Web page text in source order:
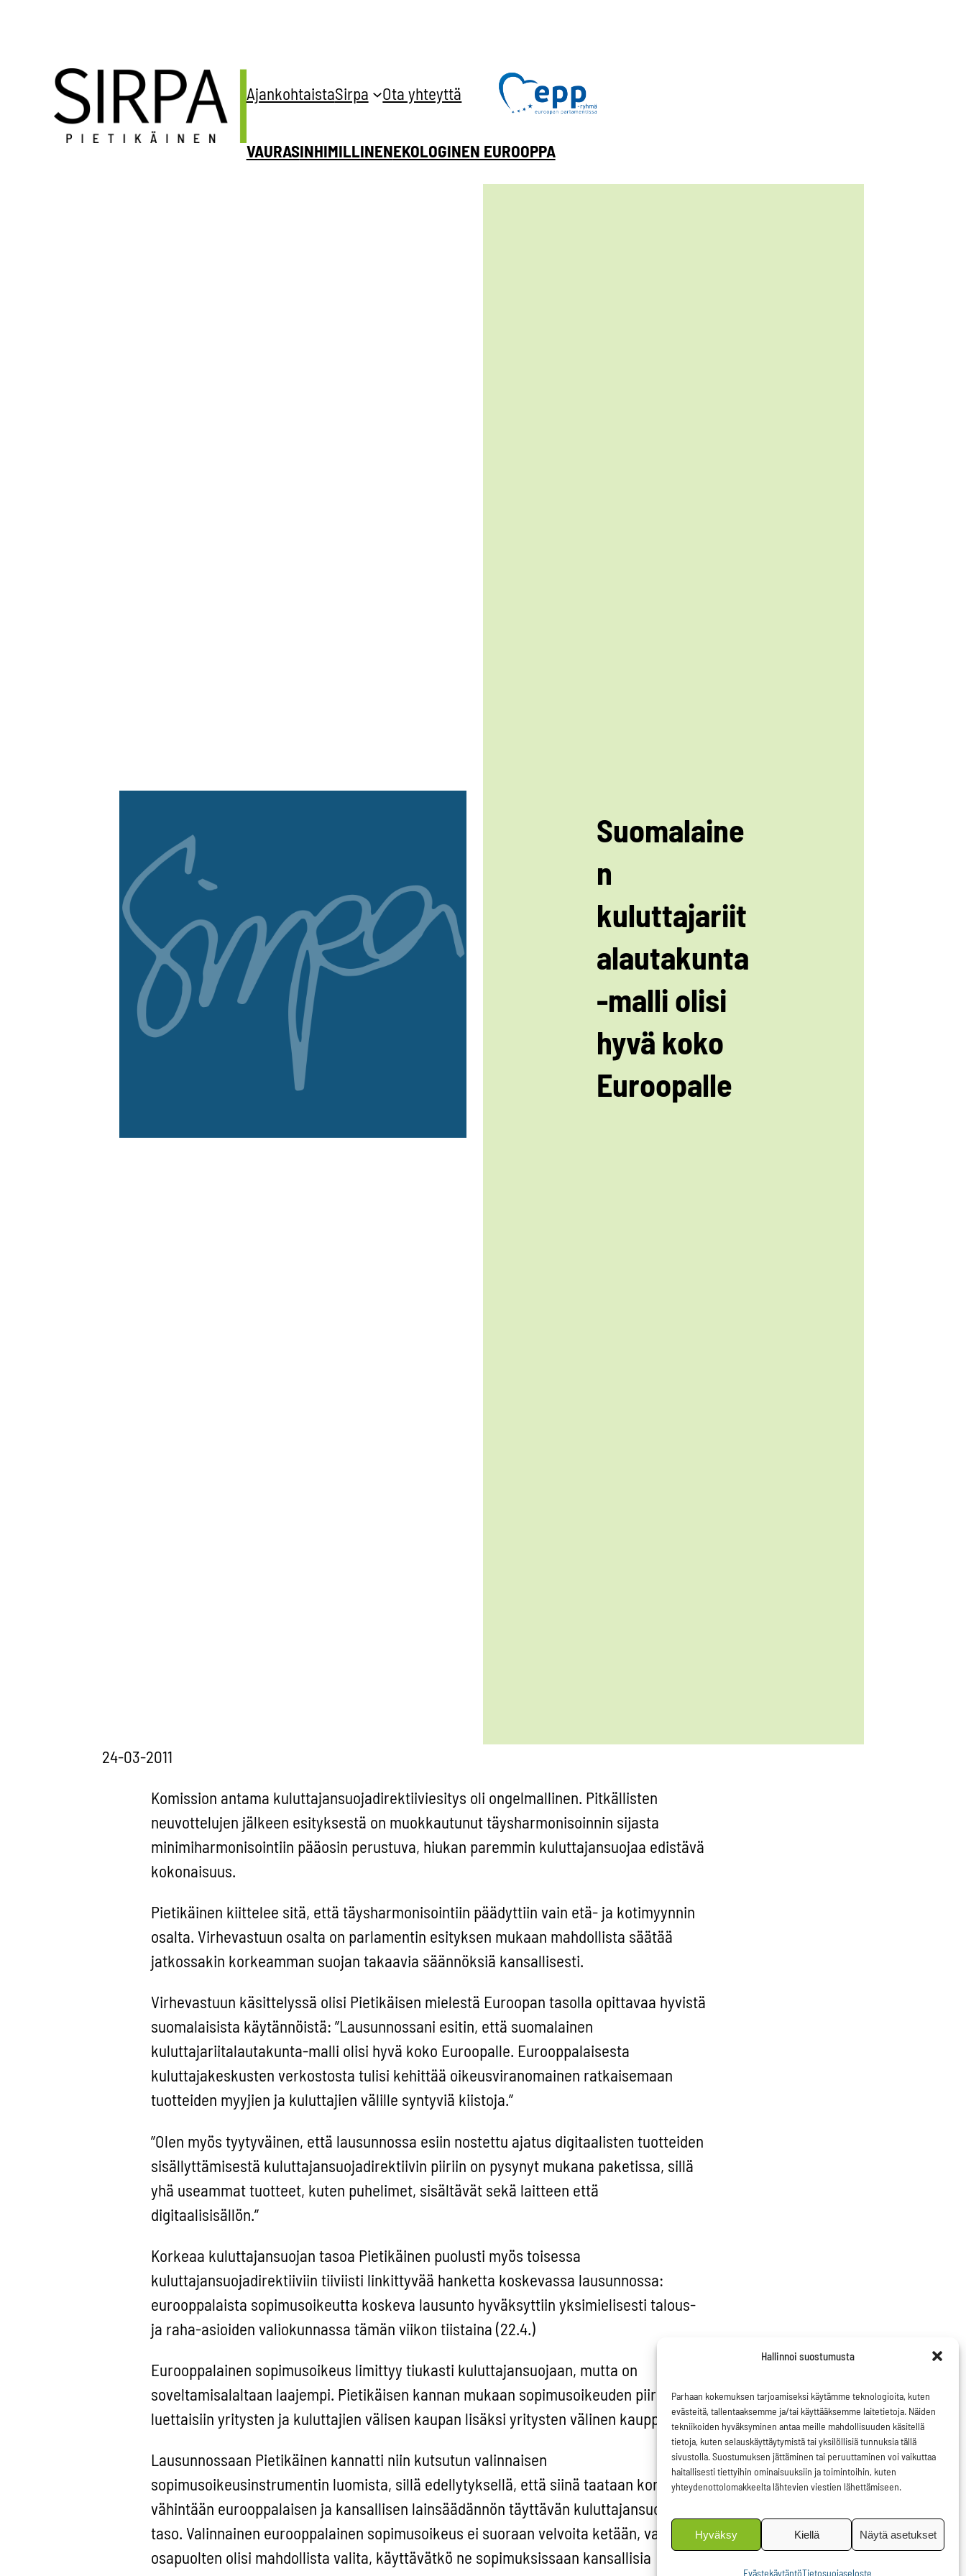
Hallinnoi suostumusta
Parhaan kokemuksen tarjoamiseksi käytämme teknologioita, kuten
evästeitä, tallentaaksemme ja/tai käyttääksemme laitetietoja. Näiden
tekniikoiden hyväksyminen antaa meille mahdollisuuden käsitellä
tietoja, kuten selauskäyttäytymistä tai yksilöllisiä tunnuksia tällä
sivustolla. Suostumuksen jättäminen tai peruuttaminen voi vaikuttaa
haitallisesti tiettyihin ominaisuuksiin ja toimintoihin, kuten
yhteydenottolomakkeelta lähtevien viestien lähettämiseen.
Hyväksy Kiellä Näytä asetukset
EvästekäytäntöTietosuojaseloste
AjankohtaistaSirpa Ota yhteyttä
VAURASINHIMILLINENEKOLOGINEN EUROOPPA
Suomalaine
n
kuluttajariit
alautakunta
-malli olisi
hyvä koko
Euroopalle
24-03-2011
Komission antama kuluttajansuojadirektiiviesitys oli ongelmallinen. Pitkällisten
neuvottelujen jälkeen esityksestä on muokkautunut täysharmonisoinnin sijasta
minimiharmonisointiin pääosin perustuva, hiukan paremmin kuluttajansuojaa edistävä
kokonaisuus.
Pietikäinen kiittelee sitä, että täysharmonisointiin päädyttiin vain etä- ja kotimyynnin
osalta. Virhevastuun osalta on parlamentin esityksen mukaan mahdollista säätää
jatkossakin korkeamman suojan takaavia säännöksiä kansallisesti.
Virhevastuun käsittelyssä olisi Pietikäisen mielestä Euroopan tasolla opittavaa hyvistä
suomalaisista käytännöistä: ”Lausunnossani esitin, että suomalainen
kuluttajariitalautakunta-malli olisi hyvä koko Euroopalle. Eurooppalaisesta
kuluttajakeskusten verkostosta tulisi kehittää oikeusviranomainen ratkaisemaan
tuotteiden myyjien ja kuluttajien välille syntyviä kiistoja.”
”Olen myös tyytyväinen, että lausunnossa esiin nostettu ajatus digitaalisten tuotteiden
sisällyttämisestä kuluttajansuojadirektiivin piiriin on pysynyt mukana paketissa, sillä
yhä useammat tuotteet, kuten puhelimet, sisältävät sekä laitteen että
digitaalisisällön.”
Korkeaa kuluttajansuojan tasoa Pietikäinen puolusti myös toisessa
kuluttajansuojadirektiiviin tiiviisti linkittyvää hanketta koskevassa lausunnossa:
eurooppalaista sopimusoikeutta koskeva lausunto hyväksyttiin yksimielisesti talous-
ja raha-asioiden valiokunnassa tämän viikon tiistaina (22.4.)
Eurooppalainen sopimusoikeus limittyy tiukasti kuluttajansuojaan, mutta on
soveltamisalaltaan laajempi. Pietikäisen kannan mukaan sopimusoikeuden piiriin
luettaisiin yritysten ja kuluttajien välisen kaupan lisäksi yritysten välinen kauppa.
Lausunnossaan Pietikäinen kannatti niin kutsutun valinnaisen
sopimusoikeusinstrumentin luomista, sillä edellytyksellä, että siinä taataan korkean,
vähintään eurooppalaisen ja kansallisen lainsäädännön täyttävän kuluttajansuojan
taso. Valinnainen eurooppalainen sopimusoikeus ei suoraan velvoita ketään, vaan
osapuolten olisi mahdollista valita, käyttävätkö ne sopimuksissaan kansallisia